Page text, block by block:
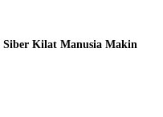
Siber Kilat Manusia Makin